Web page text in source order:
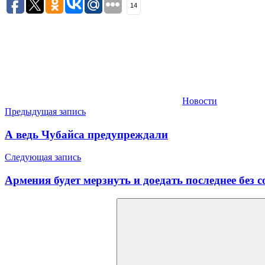
14
Новости
Навигация
по
записям
Предыдущая запись
А ведь Чубайса предупреждали
Следующая запись
Армения будет мерзнуть и доедать последнее